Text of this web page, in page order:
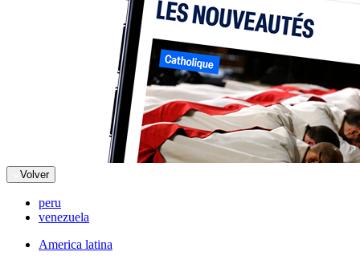
Volver
peru
venezuela
America latina